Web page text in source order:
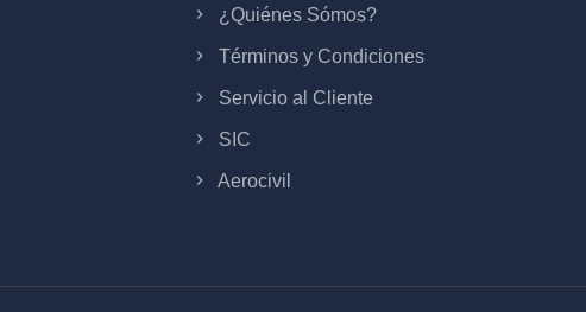
¿Quiénes Sómos?
Términos y Condiciones
Servicio al Cliente
SIC
Aerocivil